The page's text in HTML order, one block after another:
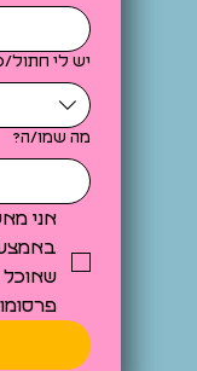
יש לי
מה שמו/ה?